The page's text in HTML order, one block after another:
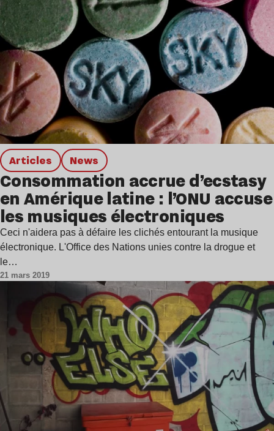
Articles news
Consommation accrue d’ecstasy
en Amérique latine : l’ONU accuse
les musiques électroniques
Ceci n'aidera pas à défaire les clichés entourant la musique
électronique. L'Office des Nations unies contre la drogue et
le…
21 mars 2019